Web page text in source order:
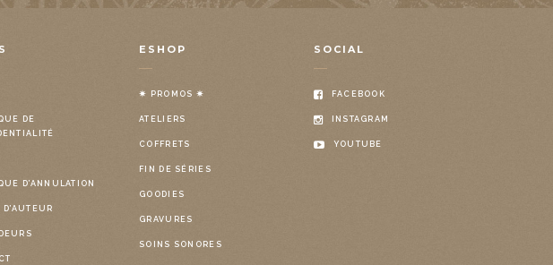
DE
D’ANNULATION
D’AUTEUR
ESHOP
✷ PROMOS ✷
ATELIERS
COFFRETS
FIN DE SÉRIES
GOODIES
GRAVURES
SOINS SONORES
SOCIAL
FACEBOOK
INSTAGRAM
YOUTUBE